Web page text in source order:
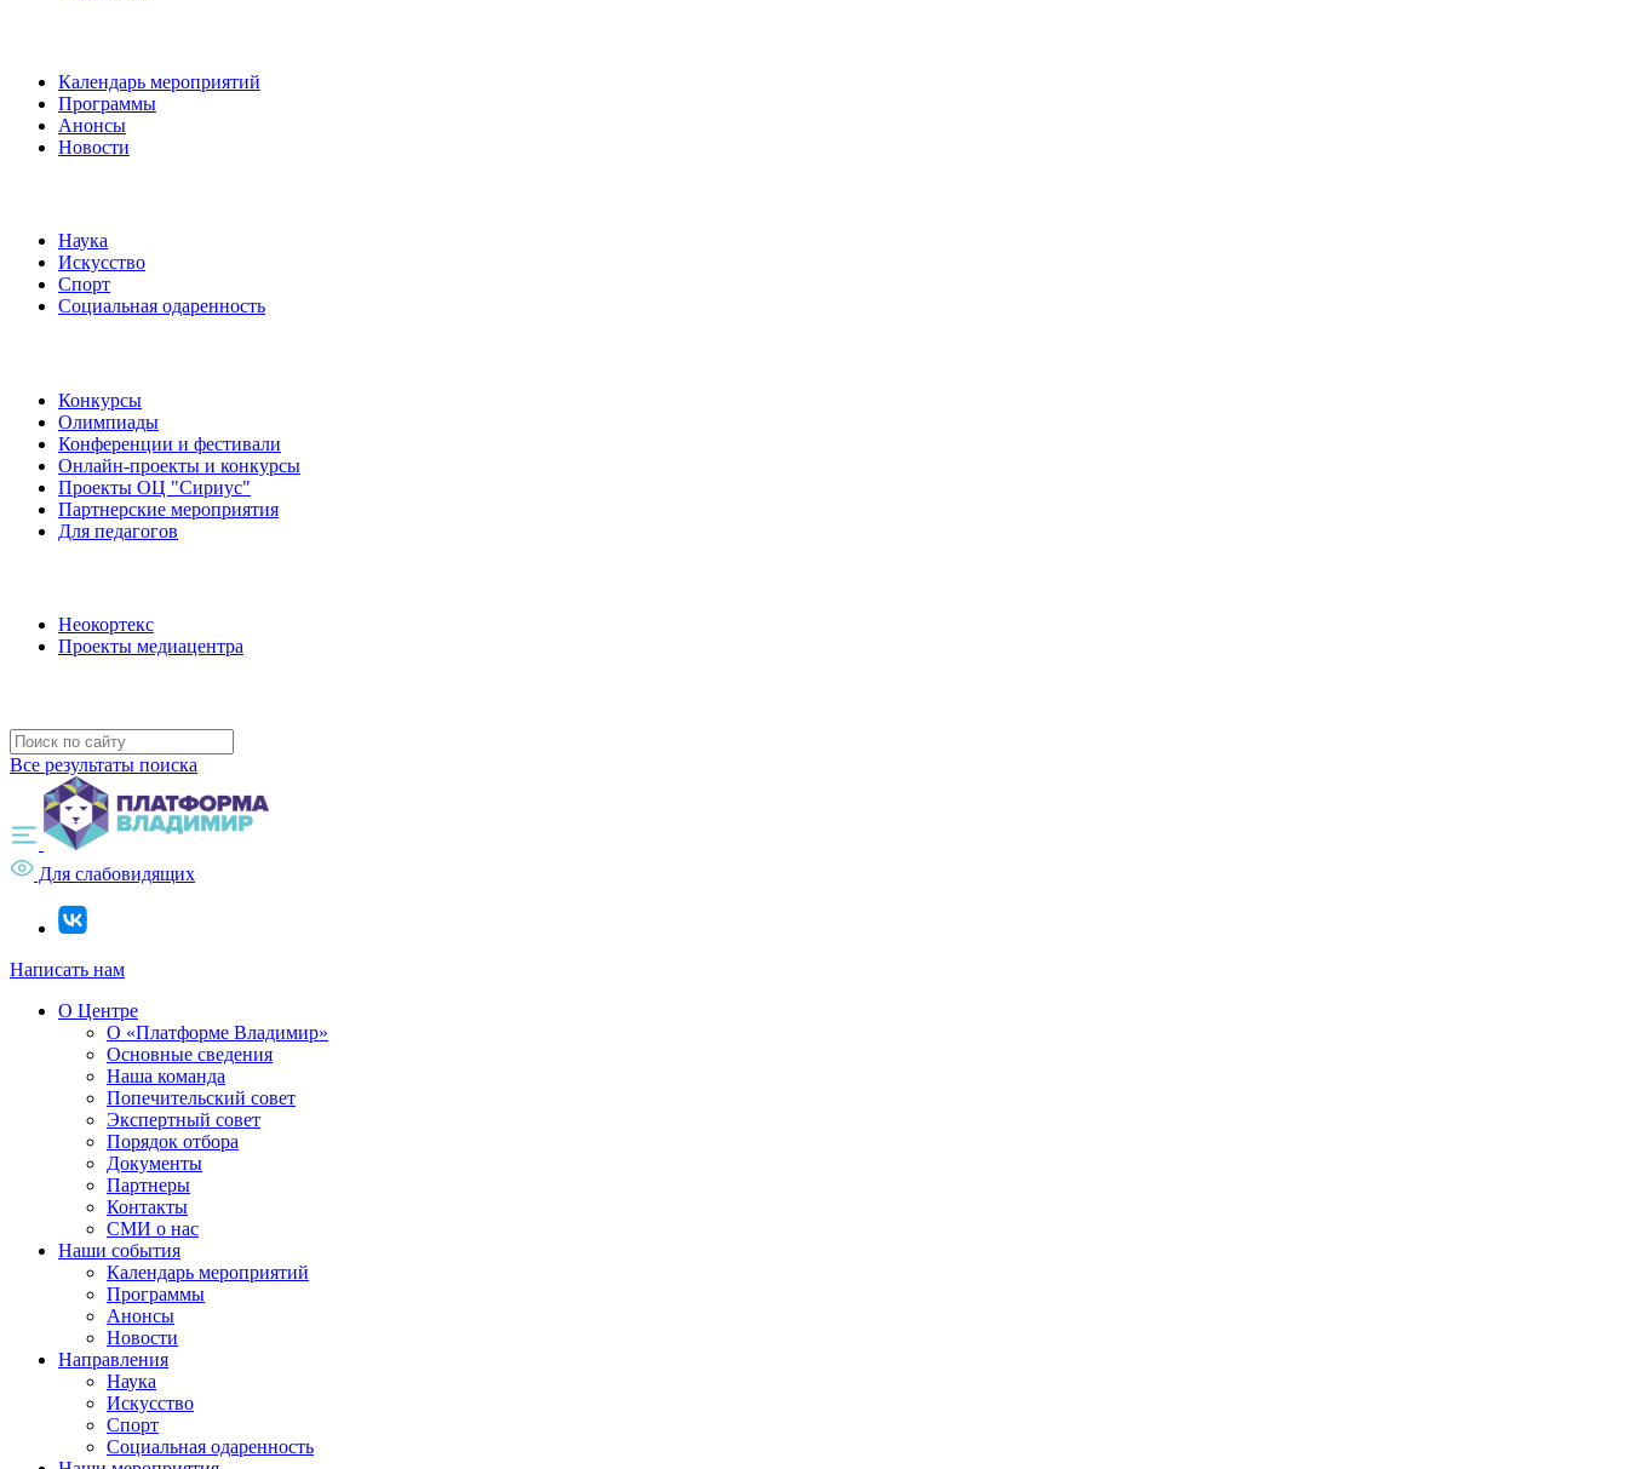
Календарь мероприятий
Программы
Анонсы
Новости
Наука
Искусство
Спорт
Социальная одаренность
Конкурсы
Олимпиады
Конференции и фестивали
Онлайн-проекты и конкурсы
Проекты ОЦ "Сириус"
Партнерские мероприятия
Для педагогов
Неокортекс
Проекты медиацентра
Все результаты поиска
Для слабовидящих
Написать нам
О Центре
О «Платформе Владимир»
Основные сведения
Наша команда
Попечительский совет
Экспертный совет
Порядок отбора
Документы
Партнеры
Контакты
СМИ о нас
Наши события
Календарь мероприятий
Программы
Анонсы
Новости
Направления
Наука
Искусство
Спорт
Социальная одаренность